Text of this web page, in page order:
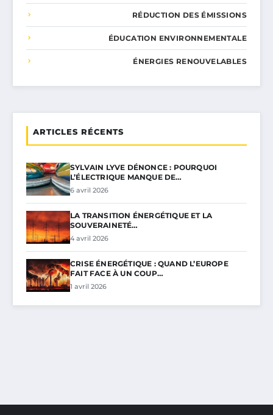
RÉDUCTION DES ÉMISSIONS
ÉDUCATION ENVIRONNEMENTALE
ÉNERGIES RENOUVELABLES
ARTICLES RÉCENTS
SYLVAIN LYVE DÉNONCE : POURQUOI
L’ÉLECTRIQUE MANQUE DE…
6 avril 2026
LA TRANSITION ÉNERGÉTIQUE ET LA
SOUVERAINETÉ…
4 avril 2026
CRISE ÉNERGÉTIQUE : QUAND L’EUROPE
FAIT FACE À UN COUP…
1 avril 2026